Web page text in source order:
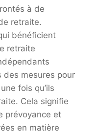
à de
retraite.
bénéficient
retraite
des mesures pour
fois qu’ils
Cela signifie
prévoyance et
en matière